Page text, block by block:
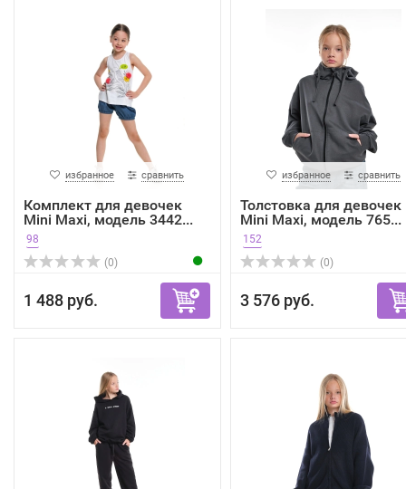
избранное сравнить
Комплект для девочек
Mini Maxi, модель 3442...
98
(0)
1 488 руб.
избранное сравнить
Толстовка для девочек
Mini Maxi, модель 765...
152
(0)
3 576 руб.